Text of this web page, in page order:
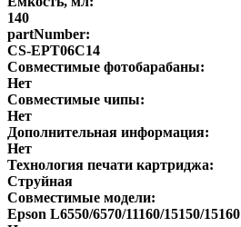
140
partNumber:
CS-EPT06C14
Совместимые фотобарабаны:
Нет
Совместимые чипы:
Нет
Дополнительная информация:
Нет
Технология печати картриджа:
Струйная
Совместимые модели:
Epson L6550/6570/11160/15150/15160